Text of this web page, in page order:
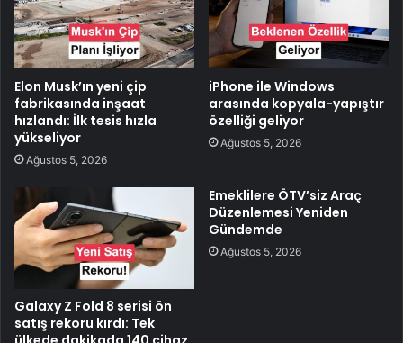
Elon Musk’ın yeni çip
fabrikasında inşaat
hızlandı: İlk tesis hızla
yükseliyor
Ağustos 5, 2026
iPhone ile Windows
arasında kopyala-yapıştır
özelliği geliyor
Ağustos 5, 2026
Galaxy Z Fold 8 serisi ön
satış rekoru kırdı: Tek
Emeklilere ÖTV’siz Araç
Düzenlemesi Yeniden
Gündemde
Ağustos 5, 2026